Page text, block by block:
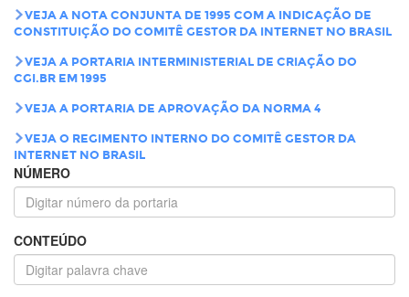
VEJA A NOTA CONJUNTA DE 1995 COM A INDICAÇÃO DE
CONSTITUIÇÃO DO COMITÊ GESTOR DA INTERNET NO BRASIL
VEJA A PORTARIA INTERMINISTERIAL DE CRIAÇÃO DO
CGI.BR EM 1995
VEJA A PORTARIA DE APROVAÇÃO DA NORMA 4
VEJA O REGIMENTO INTERNO DO COMITÊ GESTOR DA
INTERNET NO BRASIL
NÚMERO
CONTEÚDO